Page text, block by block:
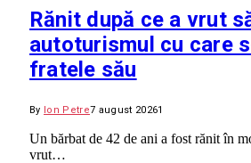
Rănit după ce a vrut
autoturismul cu care
fratele său
By Ion Petre7 august 20261
Un bărbat de 42 de ani a fost rănit în
vrut…